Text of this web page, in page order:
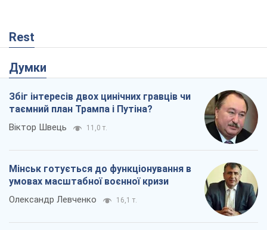
Rest
Думки
Збіг інтересів двох цинічних гравців чи
таємний план Трампа і Путіна?
Віктор Швець 11,0 т.
Мінськ готується до функціонування в
умовах масштабної воєнної кризи
Олександр Левченко 16,1 т.